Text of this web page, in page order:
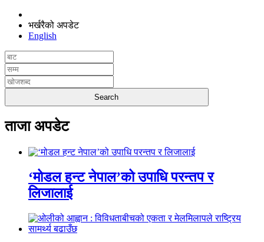
भर्खरैको अपडेट
English
ताजा अपडेट
‘मोडल हन्ट नेपाल’को उपाधि परन्तप र
लिजालाई